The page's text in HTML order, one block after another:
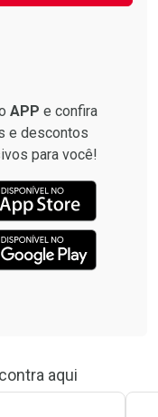
APP e confira
e descontos
para você!
aqui